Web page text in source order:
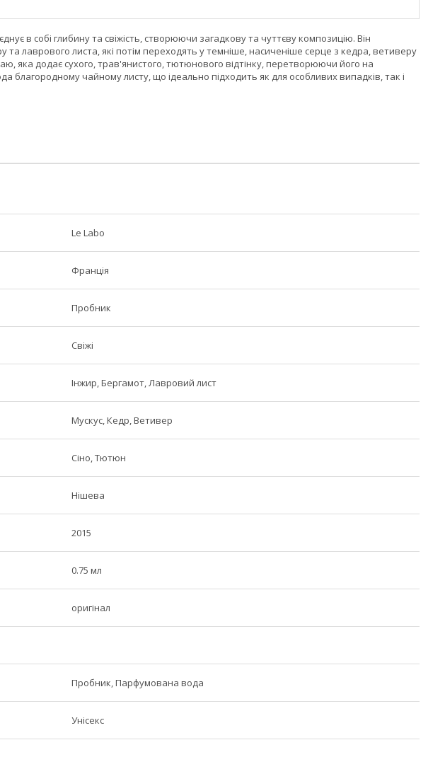
в собі глибину та свіжість, створюючи загадкову та чуттєву композицію. Він
та лаврового листа, які потім переходять у темніше, насиченіше серце з кедра, ветиверу
яка додає сухого, трав'янистого, тютюнового відтінку, перетворюючи його на
чайному листу, що ідеально підходить як для особливих випадків, так і
Le Labo
Франція
Пробник
Свіжі
Інжир, Бергамот, Лавровий лист
Мускус, Кедр, Ветивер
Сіно, Тютюн
Нішева
2015
0.75 мл
оригінал
Пробник, Парфумована вода
Унісекс